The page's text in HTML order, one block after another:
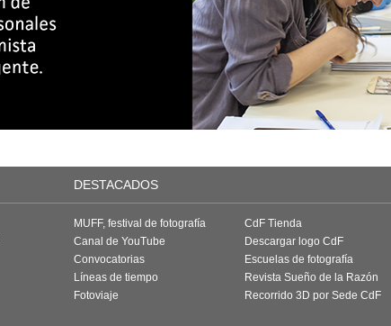
DESTACADOS
MUFF, festival de fotografía
Canal de YouTube
Convocatorias
Líneas de tiempo
Fotoviaje
CdF Tienda
Descargar logo CdF
Escuelas de fotografía
Revista Sueño de la Razón
Recorrido 3D por Sede CdF